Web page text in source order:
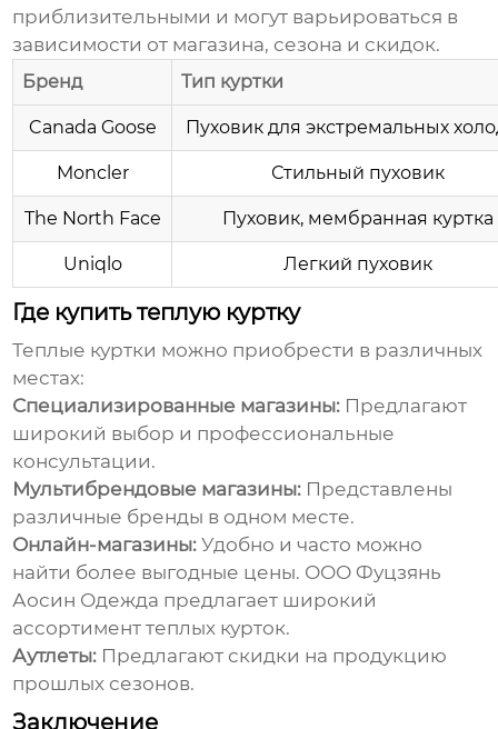
приблизительными и могут варьироваться в
зависимости от магазина, сезона и скидок.
Бренд Тип куртки
Canada Goose Пуховик для экстремальных
Moncler Стильный пуховик
The North Face Пуховик, мембранная куртка
Uniqlo Легкий пуховик
Где купить теплую куртку
Теплые куртки можно приобрести в различных
местах:
Специализированные магазины: Предлагают
широкий выбор и профессиональные
консультации.
Мультибрендовые магазины: Представлены
различные бренды в одном месте.
Онлайн-магазины: Удобно и часто можно
найти более выгодные цены. ООО Фуцзянь
Аосин Одежда предлагает широкий
ассортименттеплых курток.
Аутлеты: Предлагают скидки на продукцию
прошлых сезонов.
Заключение